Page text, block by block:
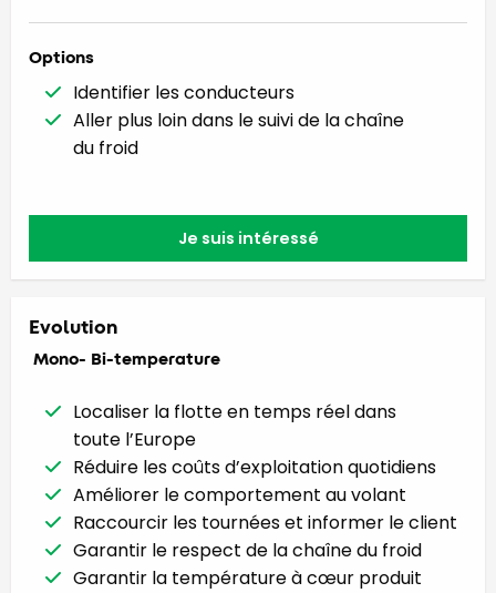
Options
Identifier les conducteurs
Aller plus loin dans le suivi de la chaîne
du froid
Je suis intéressé
Evolution
Mono- Bi-temperature
Localiser la flotte en temps réel dans
toute l’Europe
Réduire les coûts d’exploitation quotidiens
Améliorer le comportement au volant
Raccourcir les tournées et informer le client
Garantir le respect de la chaîne du froid
Garantir la température à cœur produit